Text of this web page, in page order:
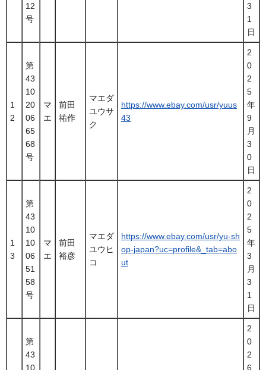
12
号
3
1
日
1
2
第
43
10
20
06
65
68
号
マ
エ
前田
祐作
マエダ
ユウサ
ク
https://www.ebay.com/usr/yuus
43
2
0
2
5
年
9
月
3
0
日
1
3
第
43
10
10
06
51
58
号
マ
エ
前田
裕彦
マエダ
ユウヒ
コ
https://www.ebay.com/usr/yu-sh
op-japan?uc=profile&_tab=abo
ut
2
0
2
5
年
3
月
3
1
日
第
43
10
2
0
2
6